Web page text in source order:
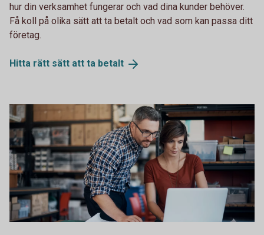
hur din verksamhet fungerar och vad dina kunder behöver.
Få koll på olika sätt att ta betalt och vad som kan passa ditt
företag.
Hitta rätt sätt att ta betalt